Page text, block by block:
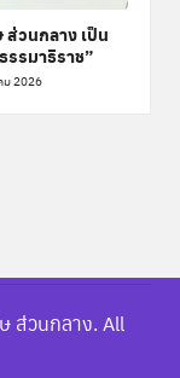
วนกลาง เป็น
รมาธิราช”
ม 2026
ส่วนกลาง. All